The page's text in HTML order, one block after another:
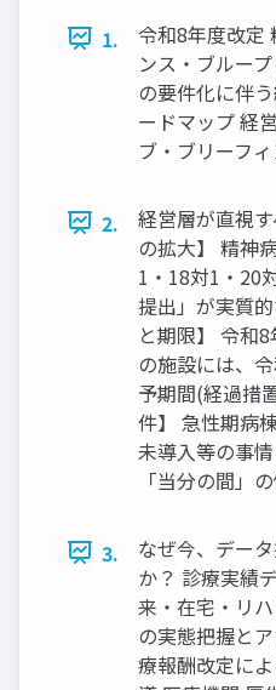
1.
令和8年度改定
ンス・ブルー
の要件化に伴
ードマップ 経
ブ・ブリーフ
2.
経営層が直視
の拡大】 精神
1・18対1・20
提出」が実質
と期限】 令和
の施設には、
予期間(経過措
件】 急性期病
未導入等の事
「当分の間」
3.
なぜ今、デー
か？ 診療実績
来・在宅・リ
の実態把握と
療報酬改定に